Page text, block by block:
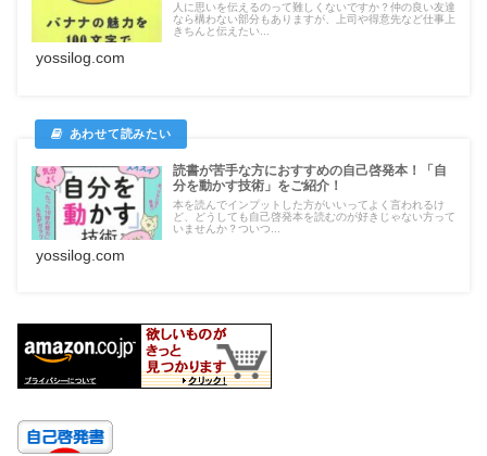
人に思いを伝えるのって難しくないですか？仲の良い友達
なら構わない部分もありますが、上司や得意先など仕事上
きちんと伝えたい...
yossilog.com
読書が苦手な方におすすめの自己啓発本！「自
分を動かす技術」をご紹介！
本を読んでインプットした方がいいってよく言われるけ
ど、どうしても自己啓発本を読むのが好きじゃない方って
いませんか？ついつ...
yossilog.com